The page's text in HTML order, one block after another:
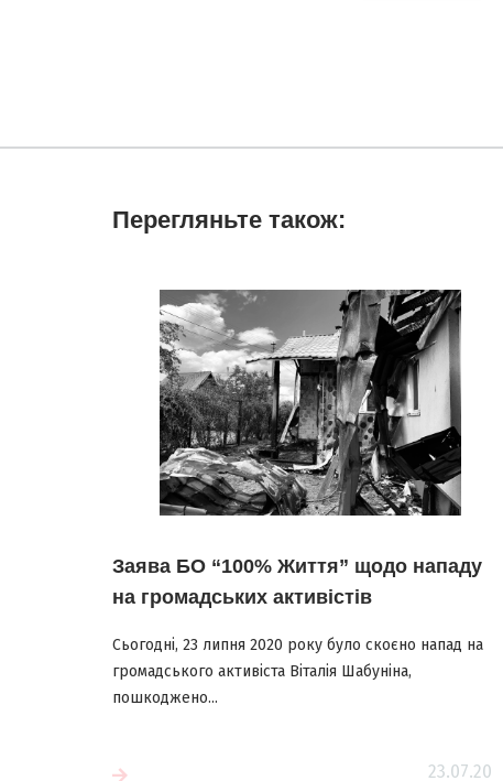
Перегляньте також:
Заява БО “100% Життя” щодо нападу
на громадських активістів
Сьогодні, 23 липня 2020 року було скоєно напад на
громадського активіста Віталія Шабуніна,
пошкоджено...
23.07.20